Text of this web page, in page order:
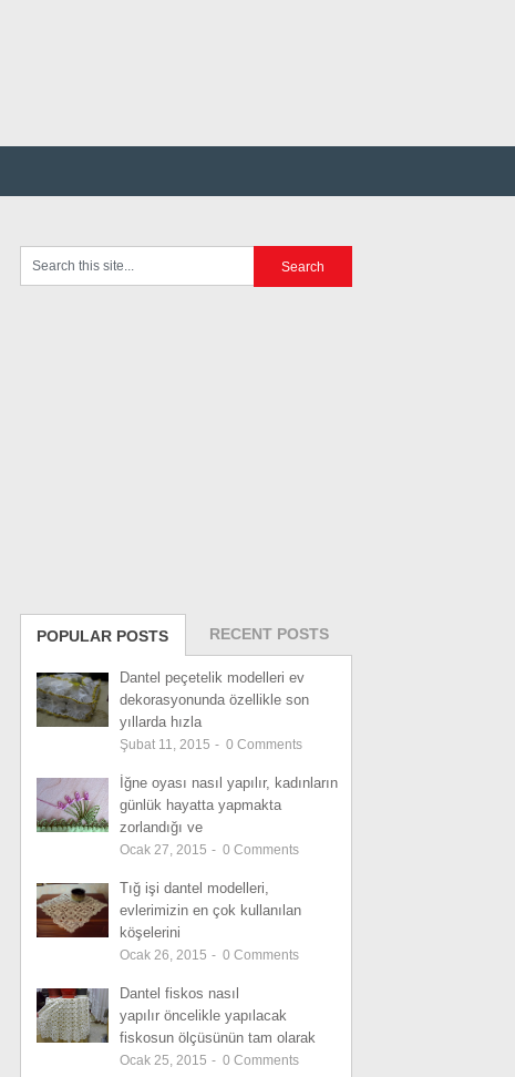
POPULAR POSTS RECENT POSTS
Dantel peçetelik modelleri ev
dekorasyonunda özellikle son
yıllarda hızla
Şubat 11, 2015 - 0 Comments
İğne oyası nasıl yapılır, kadınların
günlük hayatta yapmakta
zorlandığı ve
Ocak 27, 2015 - 0 Comments
Tığ işi dantel modelleri,
evlerimizin en çok kullanılan
köşelerini
Ocak 26, 2015 - 0 Comments
Dantel fiskos nasıl
yapılır öncelikle yapılacak
fiskosun ölçüsünün tam olarak
Ocak 25, 2015 - 0 Comments